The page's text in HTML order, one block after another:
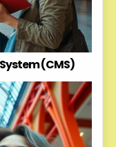
(CMS)